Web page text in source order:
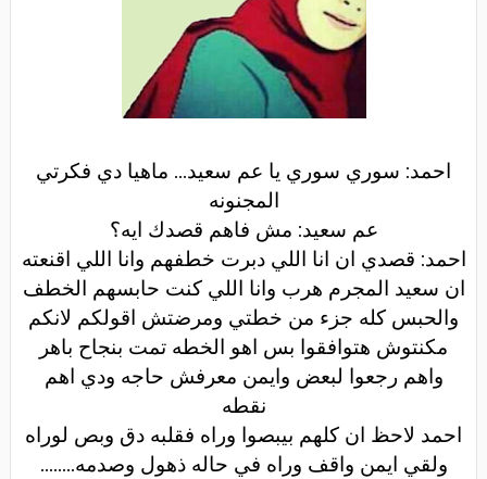
احمد: سوري سوري يا عم سعيد... ماهيا دي فكرتي
المجنونه
عم سعيد: مش فاهم قصدك ايه؟
احمد: قصدي ان انا اللي دبرت خطفهم وانا اللي اقنعته
ان سعيد المجرم هرب وانا اللي كنت حابسهم الخطف
والحبس كله جزء من خطتي ومرضتش اقولكم لانكم
مكنتوش هتوافقوا بس اهو الخطه تمت بنجاح باهر
واهم رجعوا لبعض وايمن معرفش حاجه ودي اهم
نقطه
احمد لاحظ ان كلهم بيبصوا وراه فقلبه دق وبص لوراه
ولقي ايمن واقف وراه في حاله ذهول وصدمه........